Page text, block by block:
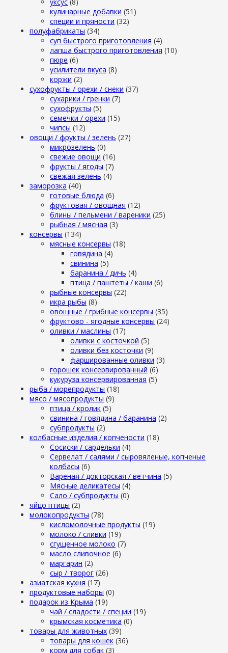
кулинарные добавки (51)
специи и пряности (32)
полуфабрикаты (34)
суп быстрого приготовления (4)
лапша быстрого приготовления (10)
пюре (6)
усилители вкуса (8)
коржи (2)
сухофрукты / орехи / снеки (37)
сухарики / гренки (7)
сухофрукты (5)
семечки / орехи (15)
чипсы (12)
овощи / фрукты / зелень (27)
микрозелень (0)
свежие овощи (16)
фрукты / ягоды (7)
свежая зелень (4)
заморозка (40)
готовые блюда (6)
фруктовая / овощная (12)
блины / пельмени / вареники (25)
рыбная / мясная (3)
консервы (134)
мясные консервы (18)
говядина (4)
свинина (5)
баранина / дичь (4)
птица / паштеты / каши (6)
рыбные консервы (22)
икра рыбы (8)
овощные / грибные консервы (35)
фруктово - ягодные консервы (24)
оливки / маслины (17)
оливки с косточкой (5)
оливки без косточки (9)
фаршированные оливки (3)
горошек консервированный (6)
кукуруза консервированная (5)
рыба / морепродукты (18)
мясо / мясопродукты (9)
птица / кролик (5)
свинина / говядина / баранина (2)
субпродукты (2)
колбасные изделия / копчености (18)
Сосиски / сардельки (4)
Сервелат / салями / сыровяленые, копченые
колбасы (6)
Вареная / докторская / ветчина (5)
Мясные деликатесы (4)
Сало / субпродукты (0)
яйцо птицы (2)
молокопродукты (78)
кисломолочные продукты (19)
молоко / сливки (19)
сгущенное молоко (7)
масло сливочное (6)
маргарин (2)
сыр / творог (26)
азиатская кухня (17)
продуктовые наборы (0)
подарок из Крыма (19)
чай / сладости / специи (19)
крымская косметика (0)
товары для животных (39)
товары для кошек (36)
корм для собак (3)